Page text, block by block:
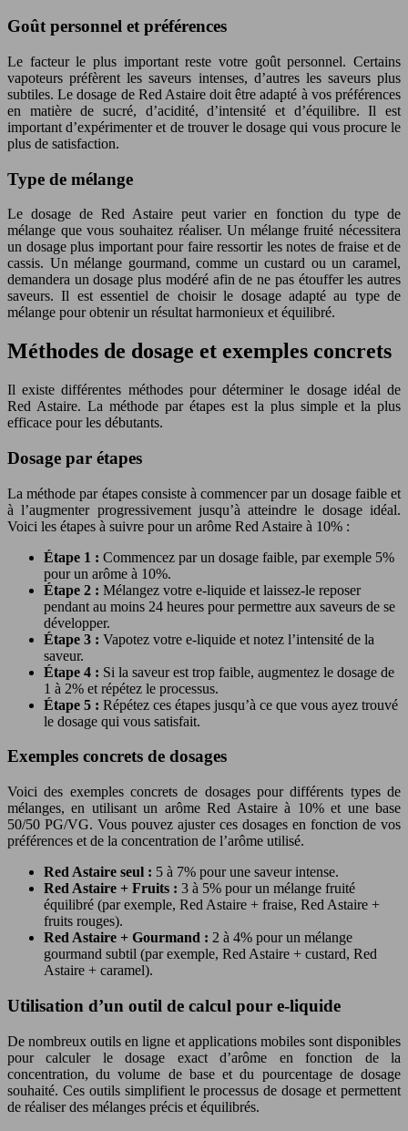
Goût personnel et préférences
Le facteur le plus important reste votre goût personnel. Certains
vapoteurs préfèrent les saveurs intenses, d’autres les saveurs plus
subtiles. Le dosage de Red Astaire doit être adapté à vos préférences
en matière de sucré, d’acidité, d’intensité et d’équilibre. Il est
important d’expérimenter et de trouver le dosage qui vous procure le
plus de satisfaction.
Type de mélange
Le dosage de Red Astaire peut varier en fonction du type de
mélange que vous souhaitez réaliser. Un mélange fruité nécessitera
un dosage plus important pour faire ressortir les notes de fraise et de
cassis. Un mélange gourmand, comme un custard ou un caramel,
demandera un dosage plus modéré afin de ne pas étouffer les autres
saveurs. Il est essentiel de choisir le dosage adapté au type de
mélange pour obtenir un résultat harmonieux et équilibré.
Méthodes de dosage et exemples concrets
Il existe différentes méthodes pour déterminer le dosage idéal de
Red Astaire. La méthode par étapes est la plus simple et la plus
efficace pour les débutants.
Dosage par étapes
La méthode par étapes consiste à commencer par un dosage faible et
à l’augmenter progressivement jusqu’à atteindre le dosage idéal.
Voici les étapes à suivre pour un arôme Red Astaire à 10% :
Étape 1 : Commencez par un dosage faible, par exemple 5%
pour un arôme à 10%.
Étape 2 : Mélangez votre e-liquide et laissez-le reposer
pendant au moins 24 heures pour permettre aux saveurs de se
développer.
Étape 3 : Vapotez votre e-liquide et notez l’intensité de la
saveur.
Étape 4 : Si la saveur est trop faible, augmentez le dosage de
1 à 2% et répétez le processus.
Étape 5 : Répétez ces étapes jusqu’à ce que vous ayez trouvé
le dosage qui vous satisfait.
Exemples concrets de dosages
Voici des exemples concrets de dosages pour différents types de
mélanges, en utilisant un arôme Red Astaire à 10% et une base
50/50 PG/VG. Vous pouvez ajuster ces dosages en fonction de vos
préférences et de la concentration de l’arôme utilisé.
Red Astaire seul : 5 à 7% pour une saveur intense.
Red Astaire + Fruits : 3 à 5% pour un mélange fruité
équilibré (par exemple, Red Astaire + fraise, Red Astaire +
fruits rouges).
Red Astaire + Gourmand : 2 à 4% pour un mélange
gourmand subtil (par exemple, Red Astaire + custard, Red
Astaire + caramel).
Utilisation d’un outil de calcul pour e-liquide
De nombreux outils en ligne et applications mobiles sont disponibles
pour calculer le dosage exact d’arôme en fonction de la
concentration, du volume de base et du pourcentage de dosage
souhaité. Ces outils simplifient le processus de dosage et permettent
de réaliser des mélanges précis et équilibrés.